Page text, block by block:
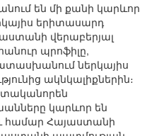
են մի քանի կարևոր
երիտասարդ
վերաբերյալ
պրոֆիլը,
ներկայիս
ակնկալիքներին։
կարևոր են
համար Հայաստանի